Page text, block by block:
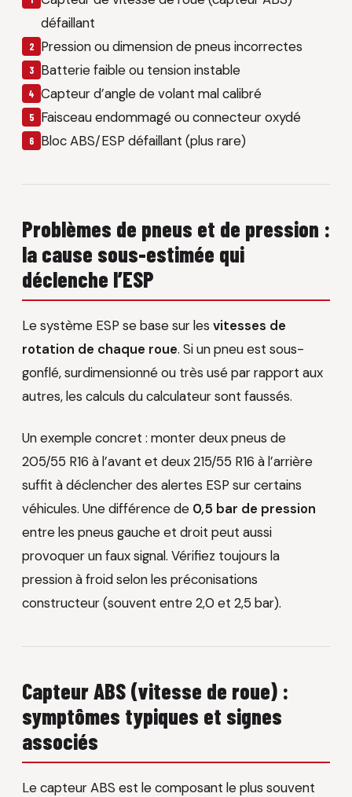
défaillant
Pression ou dimension de pneus incorrectes
Batterie faible ou tension instable
Capteur d’angle de volant mal calibré
Faisceau endommagé ou connecteur oxydé
Bloc ABS/ESP défaillant (plus rare)
Problèmes de pneus et de pression :
la cause sous-estimée qui
déclenche l’ESP
Le système ESP se base sur les vitesses de
rotation de chaque roue. Si un pneu est sous-
gonflé, surdimensionné ou très usé par rapport aux
autres, les calculs du calculateur sont faussés.
Un exemple concret : monter deux pneus de
205/55 R16 à l’avant et deux 215/55 R16 à l’arrière
suffit à déclencher des alertes ESP sur certains
véhicules. Une différence de 0,5 bar de pression
entre les pneus gauche et droit peut aussi
provoquer un faux signal. Vérifiez toujours la
pression à froid selon les préconisations
constructeur (souvent entre 2,0 et 2,5 bar).
Capteur ABS (vitesse de roue) :
symptômes typiques et signes
associés
Le capteur ABS est le composant le plus souvent